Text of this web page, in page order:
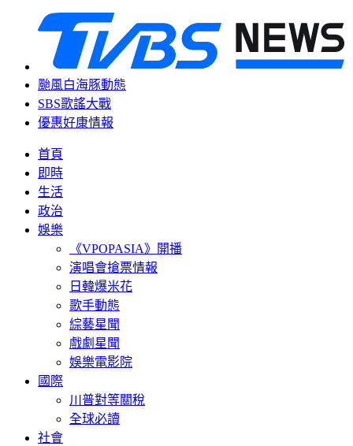
颱風白海豚動態
SBS歌謠大戰
優惠好康情報
首頁
即時
生活
政治
娛樂
《VPOPASIA》開播
演唱會搶票情報
日韓爆米花
歌手動態
綜藝星聞
戲劇星聞
娛樂電影院
國際
川普對等關稅
全球必讀
社會